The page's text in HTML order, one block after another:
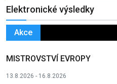
Elektronické výsledky
Akce
MISTROVSTVÍ EVROPY
13.8.2026 - 16.8.2026